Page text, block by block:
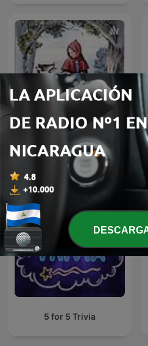
Caperucita Roja
5 for 5 Trivia